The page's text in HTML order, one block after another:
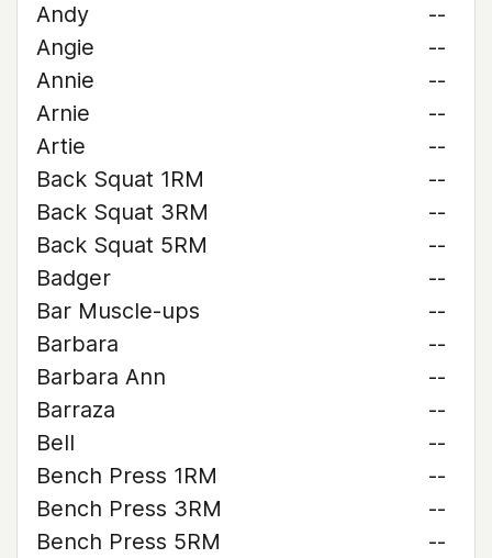
Andy
--
Angie
--
Annie
--
Arnie
--
Artie
--
Back Squat 1RM
--
Back Squat 3RM
--
Back Squat 5RM
--
Badger
--
Bar Muscle-ups
--
Barbara
--
Barbara Ann
--
Barraza
--
Bell
--
Bench Press 1RM
--
Bench Press 3RM
--
Bench Press 5RM
--